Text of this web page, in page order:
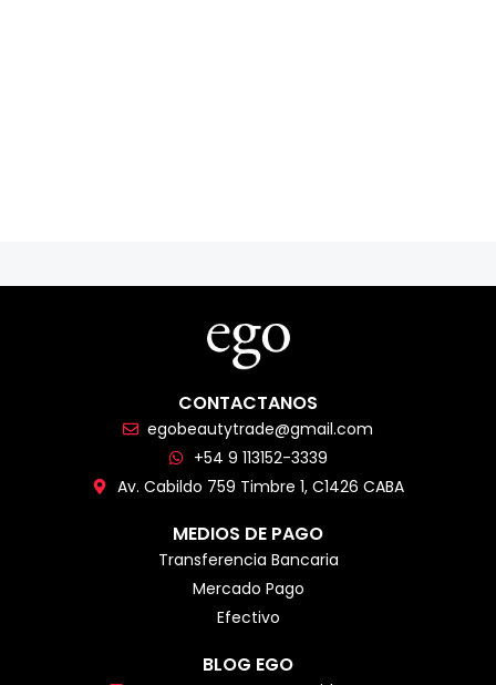
CONTACTANOS
egobeautytrade@gmail.com
+54 9 113152-3339
Av. Cabildo 759 Timbre 1, C1426 CABA
MEDIOS DE PAGO
Transferencia Bancaria
Mercado Pago
Efectivo
BLOG EGO